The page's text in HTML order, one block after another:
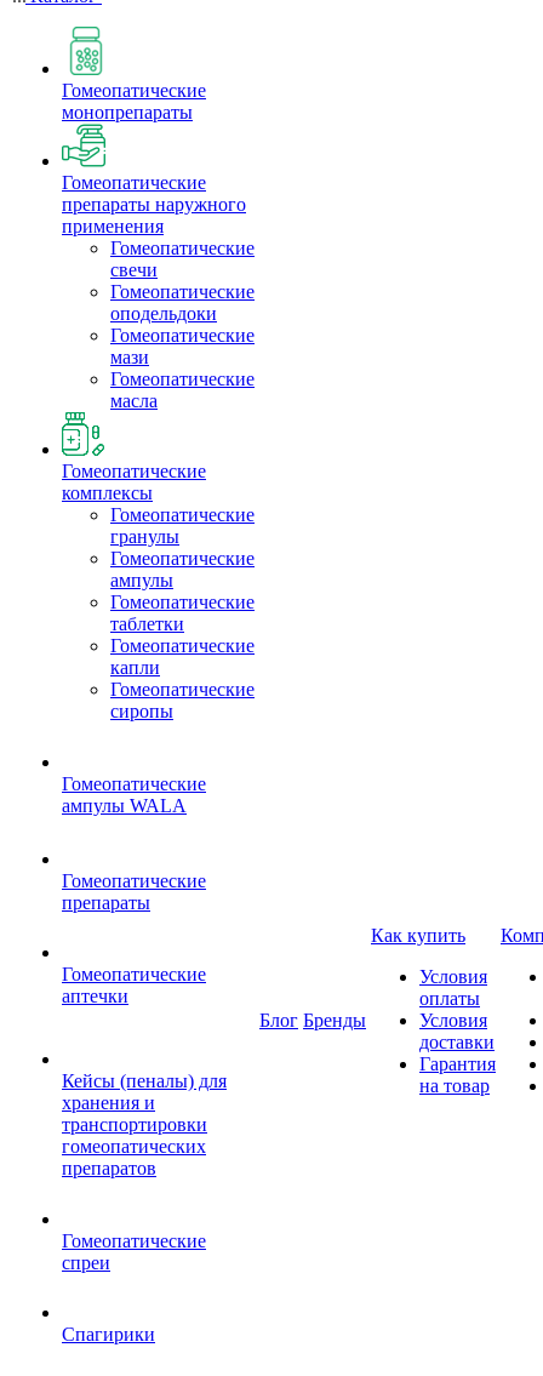
Гомеопатические
монопрепараты
Гомеопатические
препараты наружного
применения
Гомеопатические
свечи
Гомеопатические
оподельдоки
Гомеопатические
мази
Гомеопатические
масла
Гомеопатические
комплексы
Гомеопатические
гранулы
Гомеопатические
ампулы
Гомеопатические
таблетки
Гомеопатические
капли
Гомеопатические
сиропы
Гомеопатические
ампулы WALA
Гомеопатические
препараты
Гомеопатические
аптечки
Кейсы (пеналы) для
хранения и
транспортировки
гомеопатических
препаратов
Гомеопатические
спреи
Спагирики
Блог Бренды
Как купить
Условия
оплаты
Условия
доставки
Гарантия
на товар